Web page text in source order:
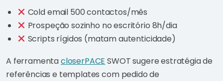
Cold email 500 contactos/mês
Prospeção sozinho no escritório 8h/dia
Scripts rígidos (matam autenticidade)
A ferramentacloserPACE SWOT sugere estratégia de
referências e templates com pedido de